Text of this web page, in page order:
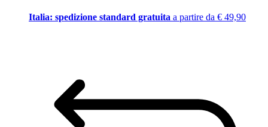
Italia: spedizione standard gratuita a partire da € 49,90